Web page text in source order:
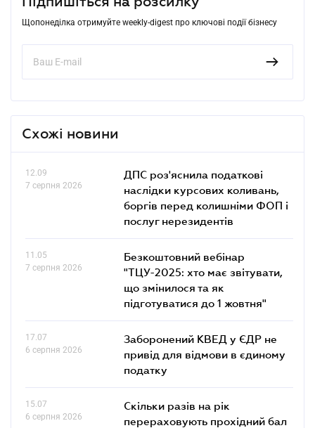
Щопонеділка отримуйте weekly-digest про ключові події бізнесу
Схожі новини
12.09
7 серпня 2026
ДПС роз'яснила податкові
наслідки курсових коливань,
боргів перед колишніми ФОП і
послуг нерезидентів
11.05
7 серпня 2026
Безкоштовний вебінар
"ТЦУ-2025: хто має звітувати,
що змінилося та як
підготуватися до 1 жовтня"
17.07
6 серпня 2026
Заборонений КВЕД у ЄДР не
привід для відмови в єдиному
податку
15.07
6 серпня 2026
Скільки разів на рік
перераховують прохідний бал